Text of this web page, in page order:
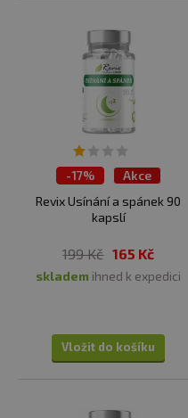
-17%
Akce
Revix Usínání a spánek 90
kapslí
199 Kč 165 Kč
skladem ihned k expedici
Vložit do košíku